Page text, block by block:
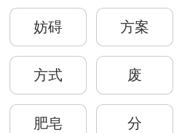
妨碍 方案
方式 废
肥皂 分